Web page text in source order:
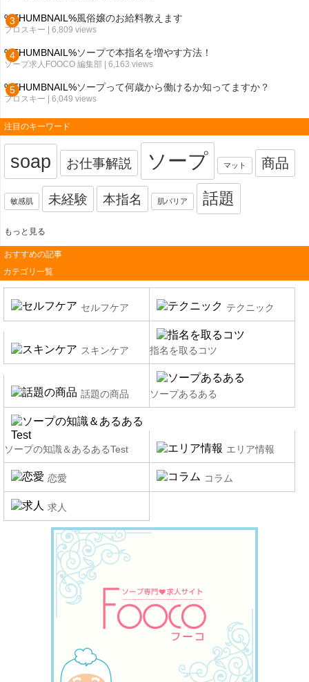
%THUMBNAIL%風俗嬢のお給料教えます
フロスキー | 6,809 views
%THUMBNAIL%ソープで本指名を増やす方法！
ソープ求人FOOCO 編集部 | 6,163 views
%THUMBNAIL%ソープって何歳から働けるか知ってますか？
フロスキー | 6,049 views
注目のキーワード
soap お仕事解説 ソープ マット 商品
敏感肌 未経験 本指名 肌バリア 話題
もっと見る
おすすめの記事
カテゴリ一覧
セルフケア テクニック
スキンケア 指名を取るコツ
話題の商品 ソープあるある
ソープの知識＆あるあるTest エリア情報
恋愛 コラム
求人